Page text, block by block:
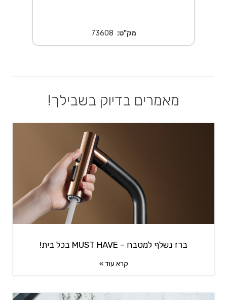
מק"ט: 73608
מאמרים בדיוק בשבילך!
ברז נשלף למטבח – MUST HAVE בכל בית!
קרא עוד »